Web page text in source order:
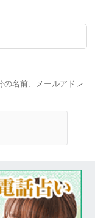
の名前、メールアドレ